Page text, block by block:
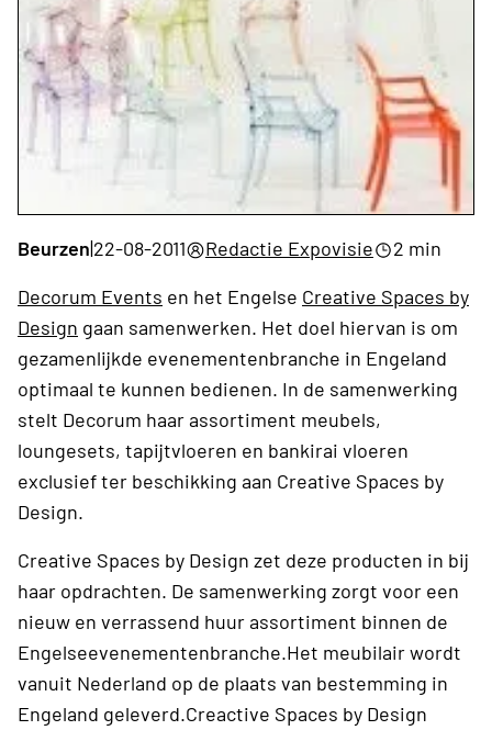
Beurzen|22-08-2011 Redactie Expovisie
2 min
Decorum Events en het Engelse Creative Spaces by
Design gaan samenwerken. Het doel hiervan is om
gezamenlijkde evenementenbranche in Engeland
optimaal te kunnen bedienen. In de samenwerking
stelt Decorum haar assortiment meubels,
loungesets, tapijtvloeren en bankirai vloeren
exclusief ter beschikking aan Creative Spaces by
Design.
Creative Spaces by Design zet deze producten in bij
haar opdrachten. De samenwerking zorgt voor een
nieuw en verrassend huur assortiment binnen de
Engelseevenementenbranche.Het meubilair wordt
vanuit Nederland op de plaats van bestemming in
Engeland geleverd.Creactive Spaces by Design